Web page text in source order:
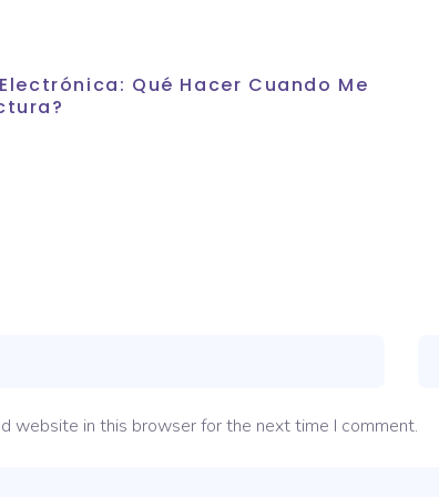
Qué Hacer Cuando Me
website in this browser for the next time I comment.